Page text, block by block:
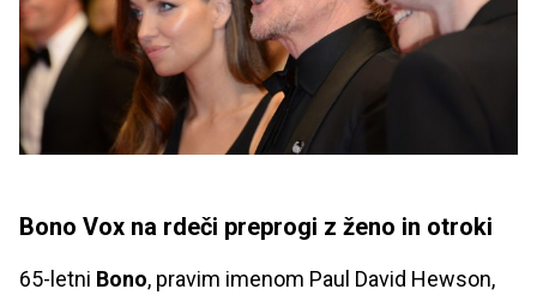
Bono Vox na rdeči preprogi z ženo in otroki
65-letni Bono, pravim imenom Paul David Hewson,